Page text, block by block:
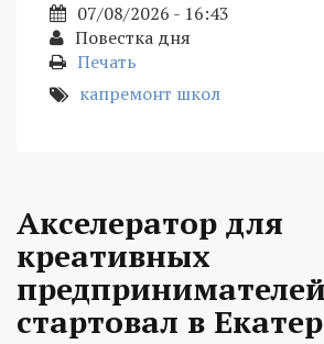
07/08/2026 - 16:43
Повестка дня
Печать
капремонт школ
Акселератор для
креативных
предпринимателей
стартовал в